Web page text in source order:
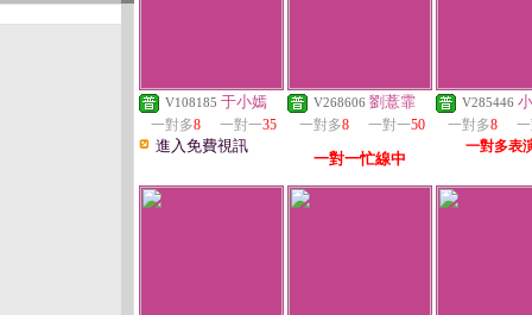
V108185 于小嫣
一對多8 一對一35
進入免費視訊
V268606 劉薏霏
一對多8 一對一50
一對一忙線中
V285446
一對多8
一對多表